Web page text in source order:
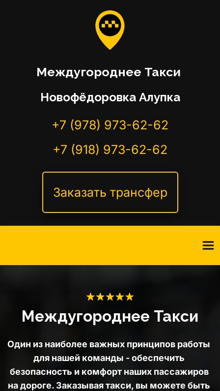
Новофёдоровка Алупка
+7 (978) 973-62-62
+7 (918) 973-62-62
Заказать трансфер
Междугороднее Такси
Один из наиболее важных принципов работы
для нашей команды - обеспечить
безопасность и комфорт наших пассажиров
на дороге. Заказывая такси, вы можете быть